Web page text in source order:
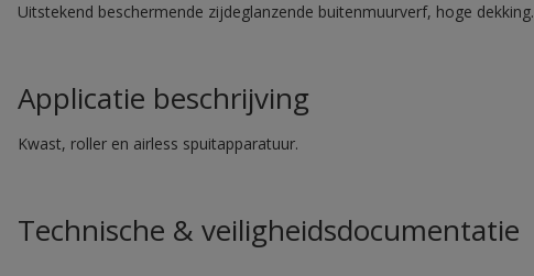
Uitstekend beschermende zijdeglanzende buitenmuurverf, hoge dekking.
Applicatie beschrijving
Kwast, roller en airless spuitapparatuur.
Technische & veiligheidsdocumentatie